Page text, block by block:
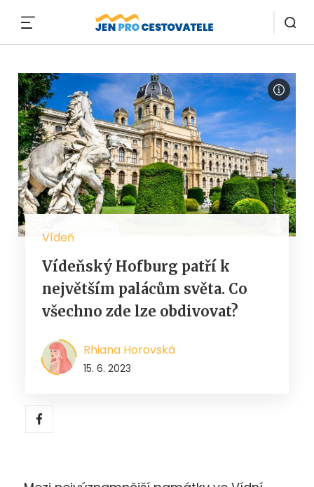
Vídeň
Vídeňský Hofburg patří k
největším palácům světa. Co
všechno zde lze obdivovat?
Rhiana Horovská
15. 6. 2023